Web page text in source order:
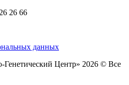
26 66
данных
Генетический Центр» 2026 © Все